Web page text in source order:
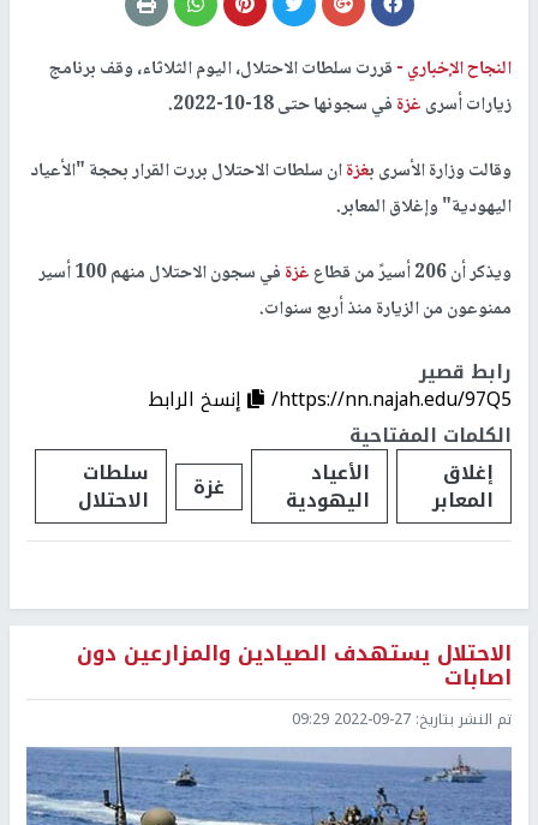
النجاح الإخباري -قررت سلطات الاحتلال، اليوم الثلاثاء، وقف برنامج
زيارات أسرىغزةفي سجونها حتى 18-10-2022.
وقالت وزارة الأسرى بغزةان سلطات الاحتلال بررت القرار بحجة "الأعياد
اليهودية" وإغلاق المعابر.
ويذكر أن 206 أسيرً من قطاع غزة
في سجون الاحتلال منهم 100 أسير
ممنوعون من الزيارة منذ أربع سنوات.
رابط قصير
https://nn.najah.edu/97Q5/
إنسخ الرابط
الكلمات المفتاحية
إغلاق
المعابر
الأعياد
اليهودية غزة سلطات
الاحتلال
الاحتلال يستهدف الصيادين والمزارعين دون
اصابات
تم النشر بتاريخ: 2022-09-27 09:29